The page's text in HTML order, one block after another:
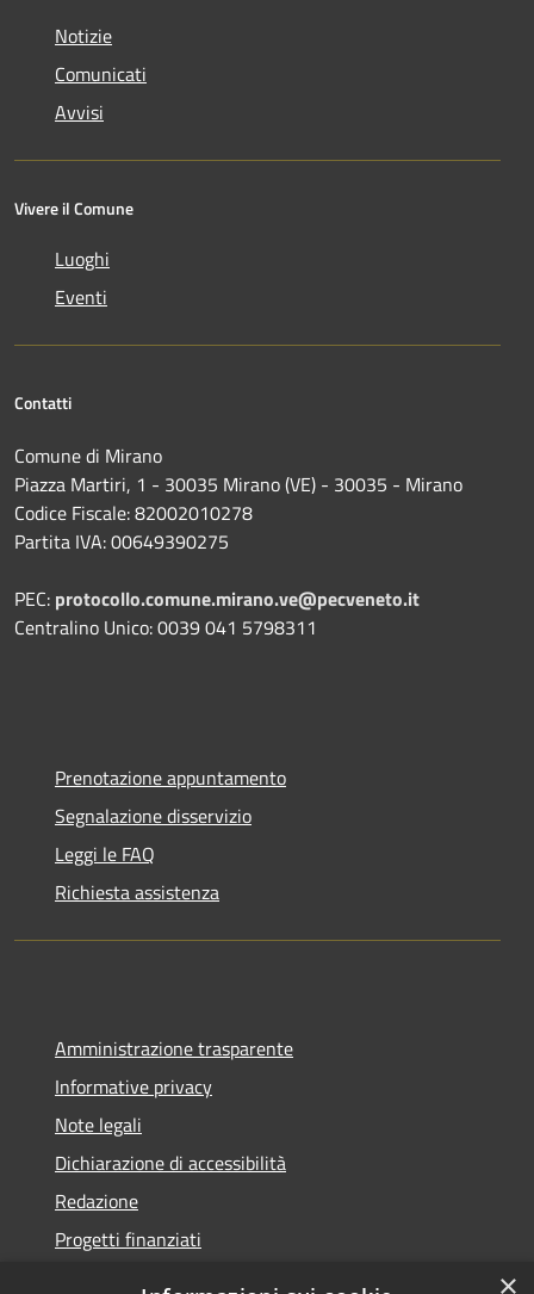
Notizie
Comunicati
Avvisi
Vivere il Comune
Luoghi
Eventi
Contatti
Comune di Mirano
Piazza Martiri, 1 - 30035 Mirano (VE) - 30035 - Mirano
Codice Fiscale: 82002010278
Partita IVA: 00649390275
PEC: protocollo.comune.mirano.ve@pecveneto.it
Centralino Unico: 0039 041 5798311
Prenotazione appuntamento
Segnalazione disservizio
Leggi le FAQ
Richiesta assistenza
Amministrazione trasparente
Informative privacy
Note legali
Dichiarazione di accessibilità
Redazione
Progetti finanziati
×